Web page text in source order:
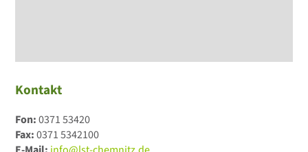
Kontakt
Fon:0371 53420
Fax:0371 5342100